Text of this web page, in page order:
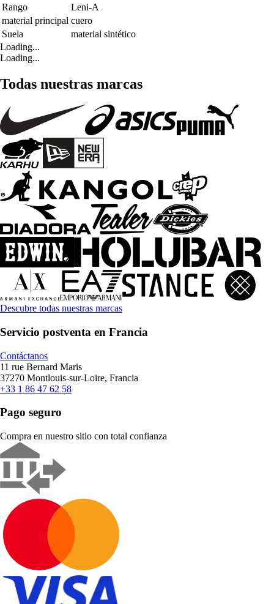
Rango
Leni-A
material principal cuero
Suela
material sintético
Loading...
Loading...
Todas nuestras marcas
Descubre todas nuestras marcas
Servicio postventa en Francia
Contáctanos
11 rue Bernard Maris
37270 Montlouis-sur-Loire, Francia
+33 1 86 47 62 58
Pago seguro
Compra en nuestro sitio con total confianza